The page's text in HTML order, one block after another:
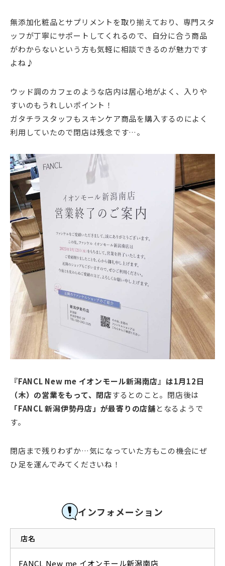
無添加化粧品とサプリメントを取り揃えており、専門スタ
ッフが丁寧にサポートしてくれるので、自分に合う商品
がわからないという方も気軽に相談できるのが魅力です
よね♪
ウッド調のカフェのような店内は居心地がよく、入りや
すいのもうれしいポイント！
ガタチラスタッフもスキンケア商品を購入するのによく
利用していたので閉店は残念です…。
『FANCL New me イオンモール新潟南店』は1月12日
（木）の営業をもって、閉店するとのこと。閉店後は
「FANCL 新潟伊勢丹店」が最寄りの店舗となるようで
す。
閉店まで残りわずか…気になっていた方もこの機会にぜ
ひ足を運んでみてくださいね！
インフォメーション
店名
FANCL New me イオンモール新潟南店